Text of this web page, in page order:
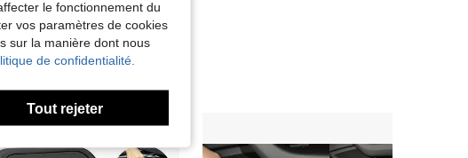
le fonctionnement du
vos paramètres de cookies
sur la manière dont nous
de confidentialité.
Tout rejeter